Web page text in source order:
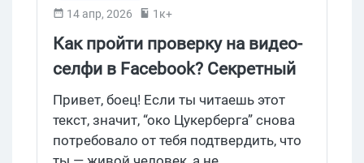
14 апр, 2026 1к+
Как пройти проверку на видео-
селфи в Facebook? Секретный
алгоритм создания аккаунтов с
железным трастом
Привет, боец! Если ты читаешь этот
текст, значит, “око Цукерберга” снова
потребовало от тебя подтвердить, что